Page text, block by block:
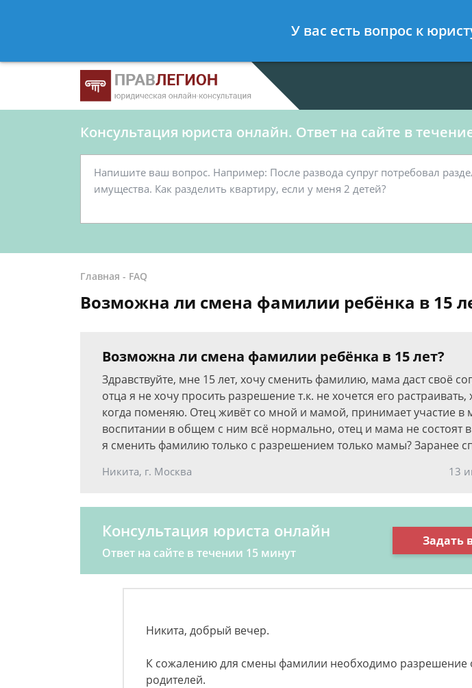
- Юрист по гражданскому праву, социальные
Консультация юриста онлайн. Ответ на сайте в
Главная - FAQ
Возможна ли смена фамилии ребёнка в 15
Возможна ли смена фамилии ребёнка в 15 лет?
Здравствуйте, мне 15 лет, хочу сменить фамилию, мама даст своё
отца я не хочу просить разрешение т.к. не хочется его растраивать,
когда поменяю. Отец живёт со мной и мамой, принимает участие в
воспитании в общем с ним всё нормально, отец и мама не состоят
я сменить фамилию только с разрешением только мамы? Заранее
Никита, г. Москва 13
Консультация юриста онлайн
Ответ на сайте в течении 15 минут
Задать
Никита, добрый вечер.
К сожалению для смены фамилии необходимо разрешение
родителей.
У вас есть вопрос к